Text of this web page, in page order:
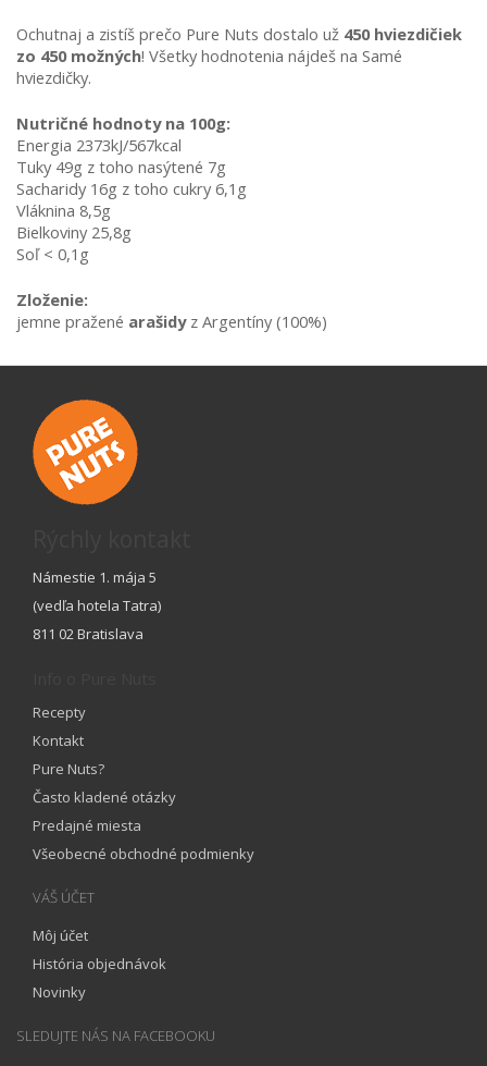
Ochutnaj a zistíš prečo Pure Nuts dostalo už 450 hviezdičiek
zo 450 možných! Všetky hodnotenia nájdeš na Samé
hviezdičky.
Nutričné hodnoty na 100g:
Energia 2373kJ/567kcal
Tuky 49g z toho nasýtené 7g
Sacharidy 16g z toho cukry 6,1g
Vláknina 8,5g
Bielkoviny 25,8g
Soľ < 0,1g
Zloženie:
jemne pražené arašidy z Argentíny (100%)
Námestie 1. mája 5
(vedľa hotela Tatra)
811 02 Bratislava
Recepty
Kontakt
Pure Nuts?
Často kladené otázky
Predajné miesta
Všeobecné obchodné podmienky
VÁŠ ÚČET
Môj účet
História objednávok
Novinky
SLEDUJTE NÁS NA FACEBOOKU